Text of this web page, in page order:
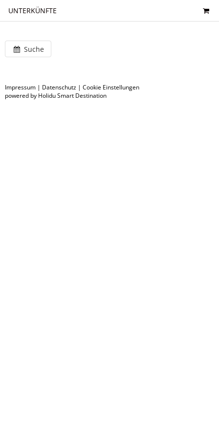
UNTERKÜNFTE
Suche
Impressum | Datenschutz | Cookie Einstellungen
powered by Holidu Smart Destination